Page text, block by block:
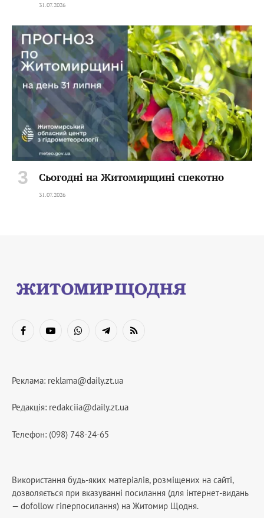
31.07.2026
Сьогодні на Житомирщині спекотно
31.07.2026
FacebookYouTubeWhatsAppTelegramRSS
Реклама: reklama@daily.zt.ua
Редакція: redakciia@daily.zt.ua
Телефон: (098) 748-24-65
Використання будь-яких матеріалів, розміщених на сайті,
дозволяється при вказуванні посилання (для інтернет-видань
— dofollow гіперпосилання) на Житомир Щодня.